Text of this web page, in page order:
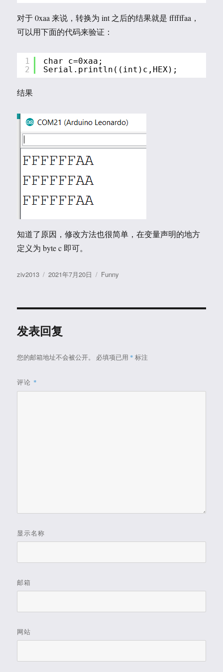
对于 0xaa 来说，转换为 int 之后的结果就是 ffffffaa，
可以用下面的代码来验证：
1
2
char c=0xaa;
Serial.println((int)c,HEX);
结果
知道了原因，修改方法也很简单，在变量声明的地方
定义为 byte c 即可。
作
ziv2013
发
2021年7月20日
分
Funny
发表回复
您的邮箱地址不会被公开。 必填项已用 * 标注
评论 *
显示名称
邮箱
网站